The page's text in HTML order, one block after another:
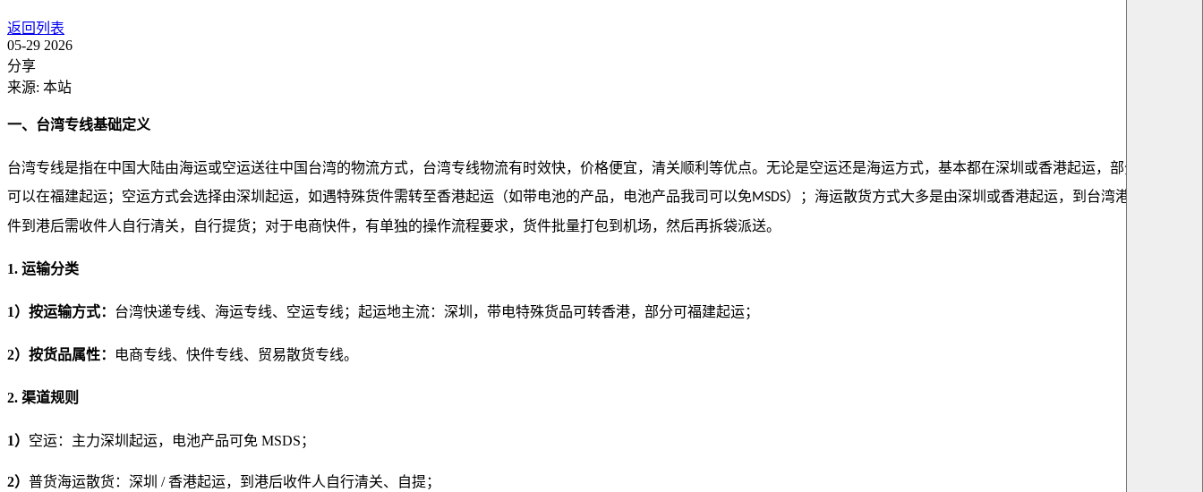
返回列表
05-29 2026
分享
来源: 本站
一、台湾专线基础定义
台湾专线是指在中国大陆由海运或空运送往中国台湾的物流方式， 台湾专线物流有时效快，价格便宜，清关顺利等优点。无论是空运还是海运方式，基本都在深圳或香港起运，部分运输方式
可以在福建起运；空运方式会选择由深圳起运，如遇特殊货件需转至香港起运（如带电池的产品，电池产品我司可以免MSDS）；海运散货方式大多是由深圳或香港起运，到台湾港口后，货
件到港后需收件人自行清关，自行提货；对于电商快件，有单独的操作流程要求，货件批量打包到机场，然后再拆袋派送。
1. 运输分类
1）按运输方式： 台湾快递专线、海运专线、空运专线；起运地主流：深圳，带电特殊货品可转香港，部分可福建起运；
2）按货品属性： 电商专线、快件专线、贸易散货专线。
2. 渠道规则
1） 空运：主力深圳起运，电池产品可免 MSDS；
2） 普货海运散货：深圳 / 香港起运，到港后收件人自行清关、自提；